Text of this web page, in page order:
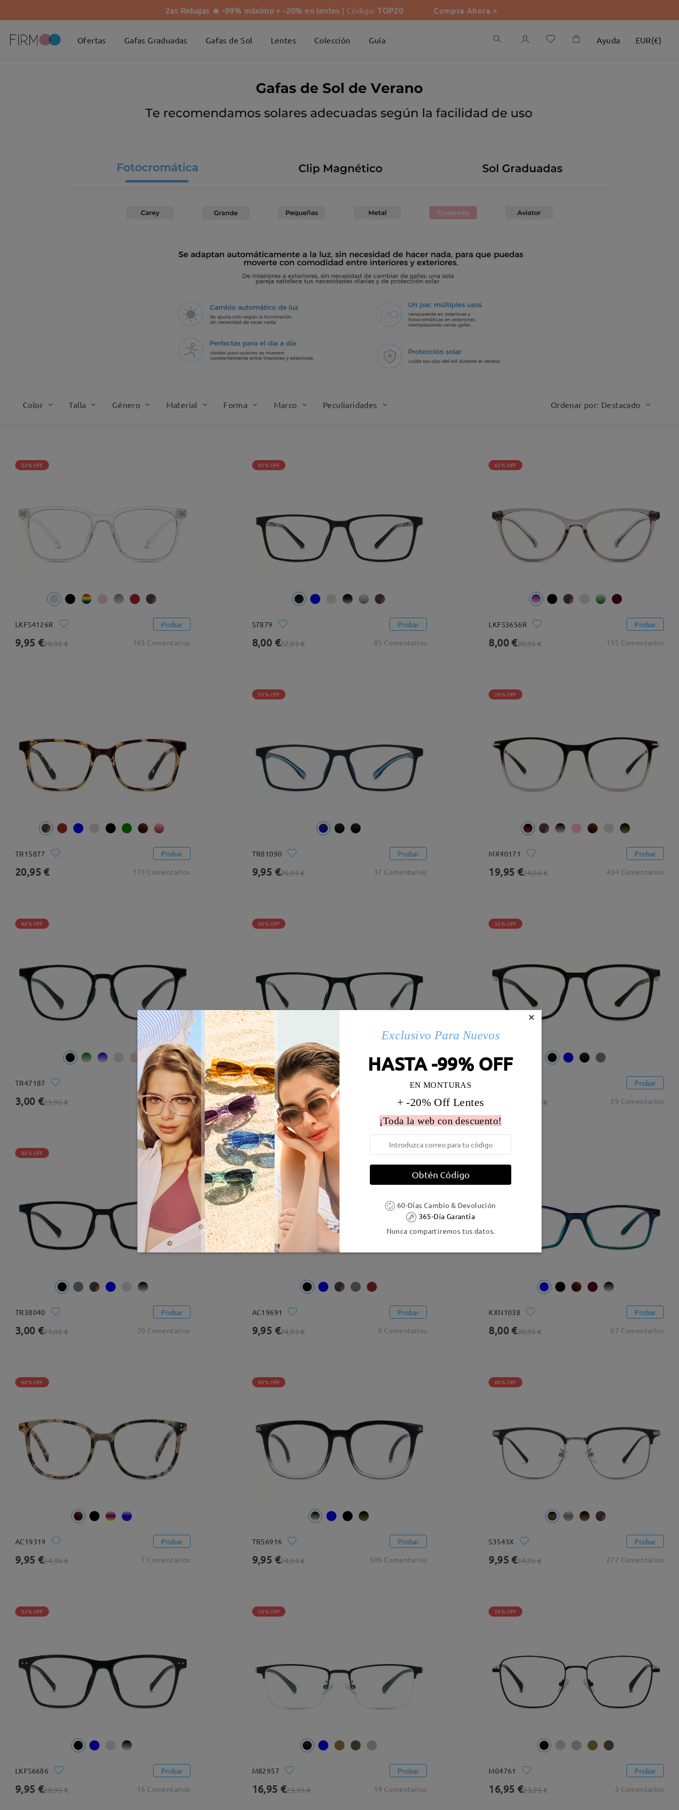
2as Rebajas 🔥 -99% máximo + -20% en lentes | Código:TOP20 Compra Ahora >
Ofertas Gafas Graduadas Gafas de Sol Lentes Colección Guía Ayuda EUR(€)
Color Talla Género Material Forma Marco Peculiaridades Ordenar por: Destacado
53% OFF
LKFS4126R Probar
9,95 €20,95 € 165 Comentarios
65% OFF
S7879 Probar
8,00 €22,95 € 85 Comentarios
62% OFF
LKFS3656R Probar
8,00 €20,95 € 135 Comentarios
TR15877 Probar
20,95 € 173 Comentarios
53% OFF
TR81090 Probar
9,95 €20,95 € 37 Comentarios
20% OFF
MX40171 Probar
19,95 €24,95 € 434 Comentarios
86% OFF
TR47187
3,00 €21,95 € 42 Comentarios
60% OFF
UL04491 Probar
9,95 €24,95 € 11 Comentarios
32% OFF
Probar
24,95 € 29 Comentarios
86% OFF
TR38040 Probar
3,00 €21,95 € 20 Comentarios
60% OFF
AC19691 Probar
9,95 €24,95 € 0 Comentarios
62% OFF
KXN1038 Probar
8,00 €20,95 € 67 Comentarios
60% OFF
AC19319 Probar
9,95 €24,95 € 7 Comentarios
60% OFF
TR56916 Probar
9,95 €24,95 € 309 Comentarios
60% OFF
S3543X Probar
9,95 €24,95 € 277 Comentarios
53% OFF
LKFS6686 Probar
9,95 €20,95 € 16 Comentarios
29% OFF
M82957 Probar
16,95 €23,95 € 14 Comentarios
29% OFF
M04761 Probar
16,95 €23,95 € 3 Comentarios
×
Exclusivo Para Nuevos
HASTA -99% OFF
EN MONTURAS
+ -20% Off Lentes
¡Toda la web con descuento!
Obtén Código
60-Días Cambio & Devolución
365-Día Garantía
Nunca compartiremos tus datos.